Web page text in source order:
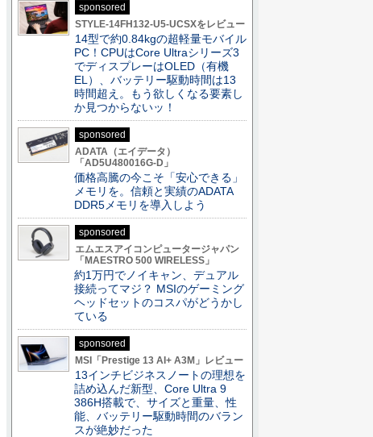
sponsored
STYLE-14FH132-U5-UCSXをレビュー
14型で約0.84kgの超軽量モバイル
PC！CPUはCore Ultraシリーズ3
でディスプレーはOLED（有機
EL）、バッテリー駆動時間は13
時間超え。もう欲しくなる要素し
か見つからないッ！
sponsored
ADATA（エイデータ）
「AD5U480016G-D」
価格高騰の今こそ「安心できる」
メモリを。信頼と実績のADATA
DDR5メモリを導入しよう
sponsored
エムエスアイコンピュータージャパン
「MAESTRO 500 WIRELESS」
約1万円でノイキャン、デュアル
接続ってマジ？ MSIのゲーミング
ヘッドセットのコスパがどうかし
ている
sponsored
MSI「Prestige 13 AI+ A3M」レビュー
13インチビジネスノートの理想を
詰め込んだ新型、Core Ultra 9
386H搭載で、サイズと重量、性
能、バッテリー駆動時間のバラン
スが絶妙だった